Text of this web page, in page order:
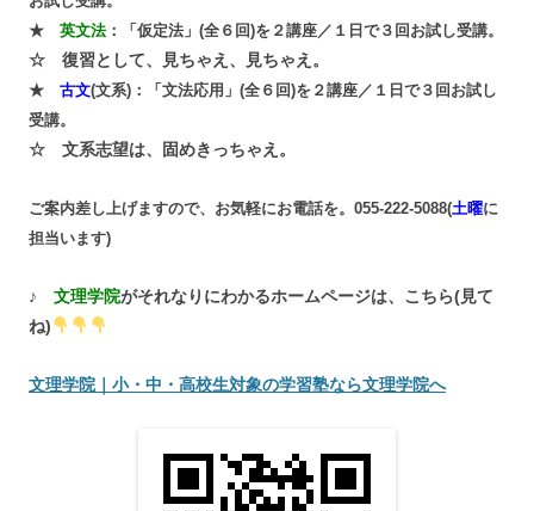
★ 英文法：「仮定法」(全６回)を２講座／１日で３回お試し受講。
☆ 復習として、見ちゃえ、見ちゃえ。
★ 古文(文系)：「文法応用」(全６回)を２講座／１日で３回お試し
受講。
☆ 文系志望は、固めきっちゃえ。
ご案内差し上げますので、お気軽にお電話を。055-222-5088(土曜に
担当います)
♪ 文理学院がそれなりにわかるホームページは、こちら(見て
ね)
文理学院｜小・中・高校生対象の学習塾なら文理学院へ